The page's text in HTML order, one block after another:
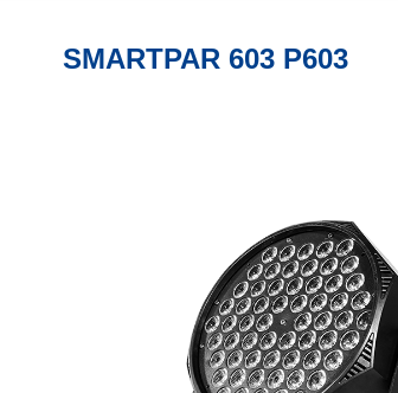
SMARTPAR 603 P603